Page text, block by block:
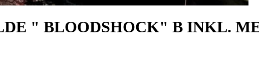
" BLOODSHOCK" B INKL.